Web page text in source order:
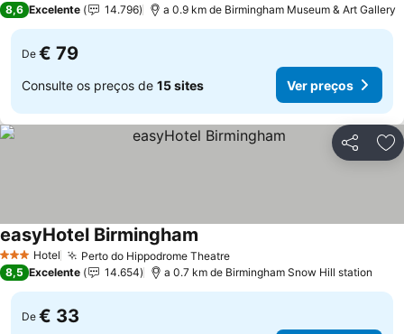
8,6 Excelente 14.796 a 0.9 km de Birmingham Museum & Art Gallery
De € 79
Consulte os preços de 15 sites Ver preços
Partilhar
3 EstrelasHotel Perto do Hippodrome Theatre
easyHotel Birmingham
8,5 Excelente 14.654 a 0.7 km de Birmingham Snow Hill station
De € 33